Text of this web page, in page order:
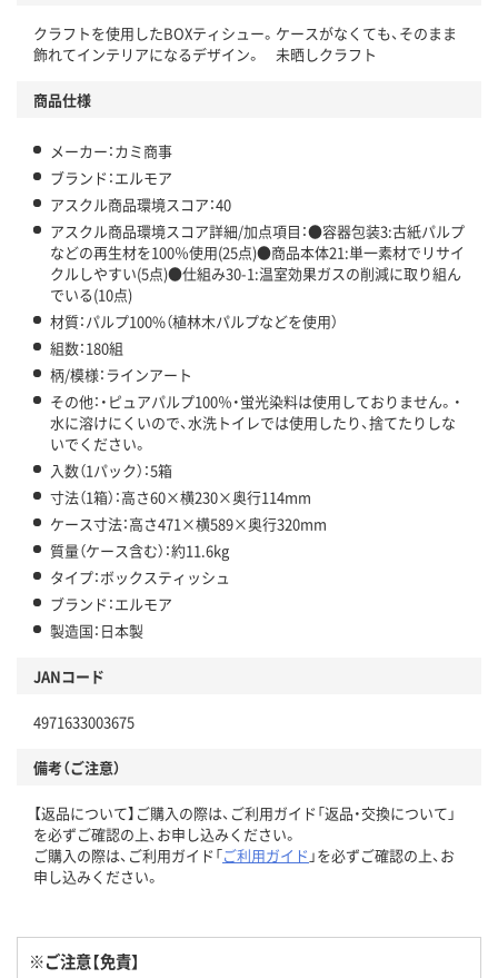
この商品の環境配慮ポイントです。下記商品詳細「
アスクル商品環境スコア詳細／加点項目
」で確認できます。
クラフトを使用したBOXティシュー。ケースがなくても、そのまま
飾れてインテリアになるデザイン。 未晒しクラフト
商品仕様
メーカー：カミ商事
ブランド：エルモア
アスクル商品環境スコア：40
アスクル商品環境スコア詳細/加点項目：●容器包装3:古紙パルプ
などの再生材を100％使用(25点)●商品本体21:単一素材でリサイ
クルしやすい(5点)●仕組み30-1:温室効果ガスの削減に取り組ん
でいる(10点)
材質：パルプ100%（植林木パルプなどを使用）
組数：180組
柄/模様：ラインアート
その他：・ピュアパルプ100％・蛍光染料は使用しておりません。・
水に溶けにくいので、水洗トイレでは使用したり、捨てたりしな
いでください。
入数（1パック）：5箱
寸法（1箱）：高さ60×横230×奥行114mm
ケース寸法：高さ471×横589×奥行320mm
質量（ケース含む）：約11.6kg
タイプ：ボックスティッシュ
ブランド：エルモア
製造国：日本製
JANコード
4971633003675
備考（ご注意）
【返品について】ご購入の際は、ご利用ガイド「返品・交換について」
を必ずご確認の上、お申し込みください。
ご購入の際は、ご利用ガイド「ご利用ガイド 」を必ずご確認の上、お
申し込みください。
※ご注意【免責】